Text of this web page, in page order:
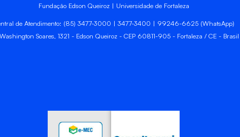
Fundação Edson Queiroz | Universidade de Fortaleza
de Atendimento: (85) 3477-3000 | 3477-3400 | 99246-6625 (WhatsApp)
Soares, 1321 - Edson Queiroz - CEP 60811-905 - Fortaleza / CE - Brasil